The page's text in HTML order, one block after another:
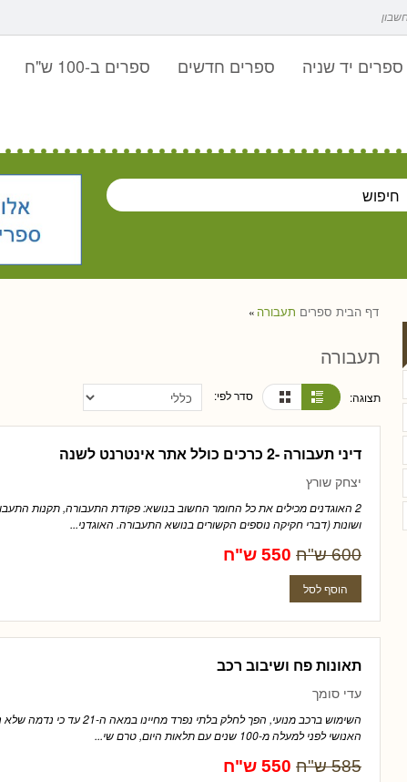
ספרים יד שניה ספרים חדשים ספרים ב-100 ש"ח
דף הבית ספרים » תעבורה
תעבורה
סדר לפי: תצוגה:
דיני תעבורה -2 כרכים כולל אתר אינטרנט לשנה
יצחק שורץ
2 האוגדנים מכילים את כל החומר החשוב בנושא: פקודת התעבורה, תקנות
ושונות (דברי חקיקה נוספים הקשורים בנושא התעבורה. האוגדני...
600 ש"ח 550 ש"ח
תאונות פח ושיבוב רכב
עדי סומך
השימוש ברכב מנועי, הפך לחלק בלתי
האנושי לפני למעלה מ-100 שנים עם תלאות היום, טרם שי...
585 ש"ח 550 ש"ח